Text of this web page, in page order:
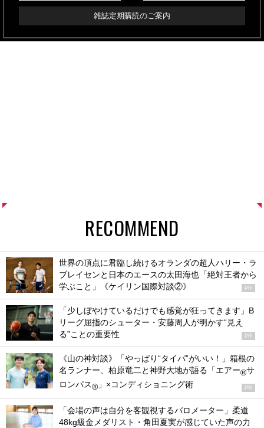
雑誌定期購読のご案内
RECOMMEND
世界の頂点に君臨し続けるオランダの超人ハリー・ラ
ブレイセンと日本のエースの太田海也「絶対王者から
学ぶこと」《ケイリン国際対談②》
PR
「少しぼやけているだけでも感覚が狂ってきます」B
リーグ屈指のシューター・安藤周人が明かす“見え
る”ことの重要性
PR
《山の神対談》「やっぱり“タイパ”がいい！」箱根の
名ランナー、柏原竜二と神野大地が語る「エアー®サ
ロンパス® 」×コンディショニング術 PR
「会場の声は自分を客観視するバロメーター」柔道
48kg級金メダリスト・角田夏実が感じていた声の力